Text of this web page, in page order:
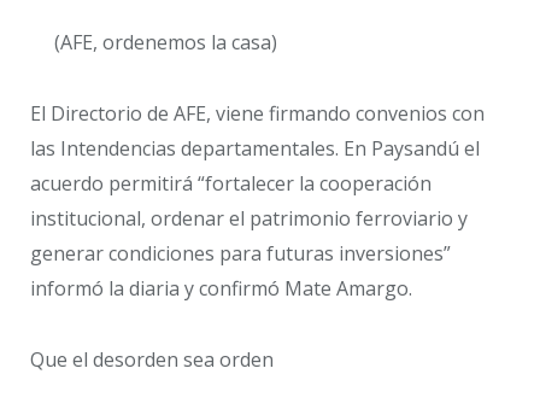
(AFE, ordenemos la casa)
El Directorio de AFE, viene firmando convenios con
las Intendencias departamentales. En Paysandú el
acuerdo permitirá “fortalecer la cooperación
institucional, ordenar el patrimonio ferroviario y
generar condiciones para futuras inversiones”
informó la diaria y confirmó Mate Amargo.
Que el desorden sea orden